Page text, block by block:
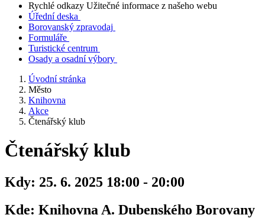
Rychlé odkazy Užitečné informace z našeho webu
Úřední deska
Borovanský zpravodaj
Formuláře
Turistické centrum
Osady a osadní výbory
Úvodní stránka
Město
Knihovna
Akce
Čtenářský klub
Čtenářský klub
Kdy: 25. 6. 2025 18:00 - 20:00
Kde: Knihovna A. Dubenského Borovany